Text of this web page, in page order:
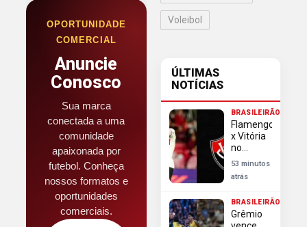
OPORTUNIDADE
COMERCIAL
Anuncie
Conosco
Sua marca
conectada a uma
comunidade
apaixonada por
futebol. Conheça
nossos formatos e
oportunidades
comerciais.
Voleibol
ÚLTIMAS
NOTÍCIAS
BRASILEIRÃO
Flamengo
x Vitória
no
Brasileirão:
desfalques,
escalações
assistir
53 minutos
atrás
BRASILEIRÃO
Grêmio